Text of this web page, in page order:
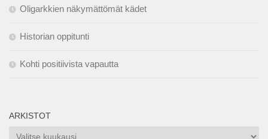
Oligarkkien näkymättömät kädet
Historian oppitunti
Kohti positiivista vapautta
ARKISTOT
Arkistot